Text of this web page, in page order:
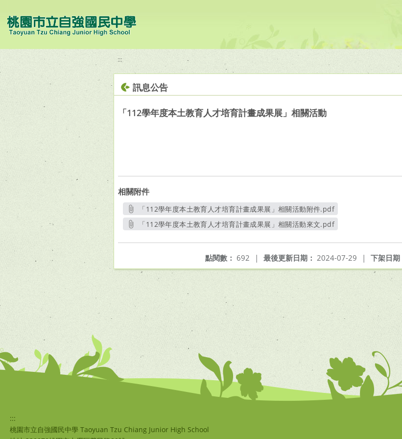
:::
訊息公告
「112學年度本土教育人才培育計畫成果展」相關活動
相關附件
「112學年度本土教育人才培育計畫成果展」相關活動附件.pdf
另開新視窗
「112學年度本土教育人才培育計畫成果展」相關活動來文.pdf
下架日期
最後更新日期： 2024-07-29 |
點閱數： 692 |
:::
桃園市立自強國民中學 Taoyuan Tzu Chiang Junior High School